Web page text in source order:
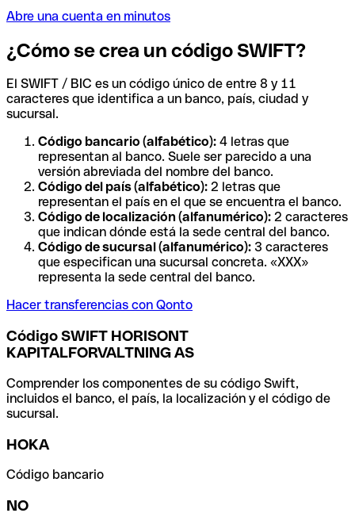
Abre una cuenta en minutos
¿Cómo se crea un código SWIFT?
El SWIFT / BIC es un código único de entre 8 y 11
caracteres que identifica a un banco, país, ciudad y
sucursal.
Código bancario (alfabético): 4 letras que
representan al banco. Suele ser parecido a una
versión abreviada del nombre del banco.
Código del país (alfabético): 2 letras que
representan el país en el que se encuentra el banco.
Código de localización (alfanumérico): 2 caracteres
que indican dónde está la sede central del banco.
Código de sucursal (alfanumérico): 3 caracteres
que especifican una sucursal concreta. «XXX»
representa la sede central del banco.
Hacer transferencias con Qonto
Código SWIFT HORISONT
KAPITALFORVALTNING AS
Comprender los componentes de su código Swift,
incluidos el banco, el país, la localización y el código de
sucursal.
HOKA
Código bancario
NO